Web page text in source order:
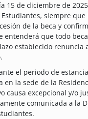
15 de diciembre de
siempre que
de la beca y
entenderá que todo
establecido renuncia
el periodo de
en la sede de la
causa excepcional y/o
comunicada a la